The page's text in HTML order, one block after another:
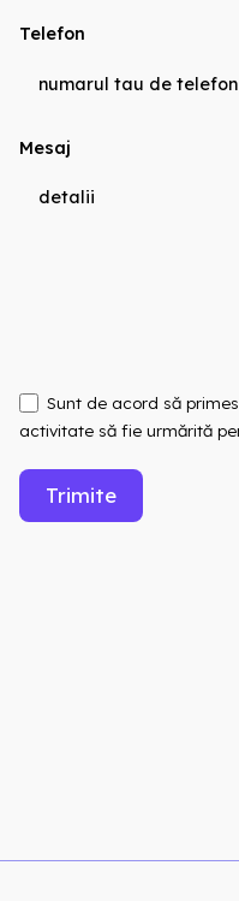
Telefon
Mesaj
Sunt de acord să
activitate să fie urmărită
Trimite